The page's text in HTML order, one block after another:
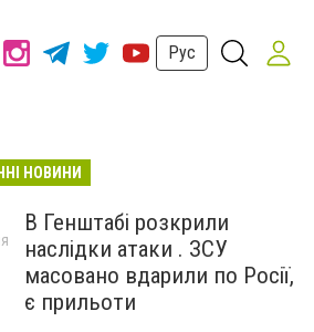
Рус
НОВИНИ
В Генштабі розкрили
наслідки атаки . ЗСУ
масовано вдарили по Росії,
є прильоти